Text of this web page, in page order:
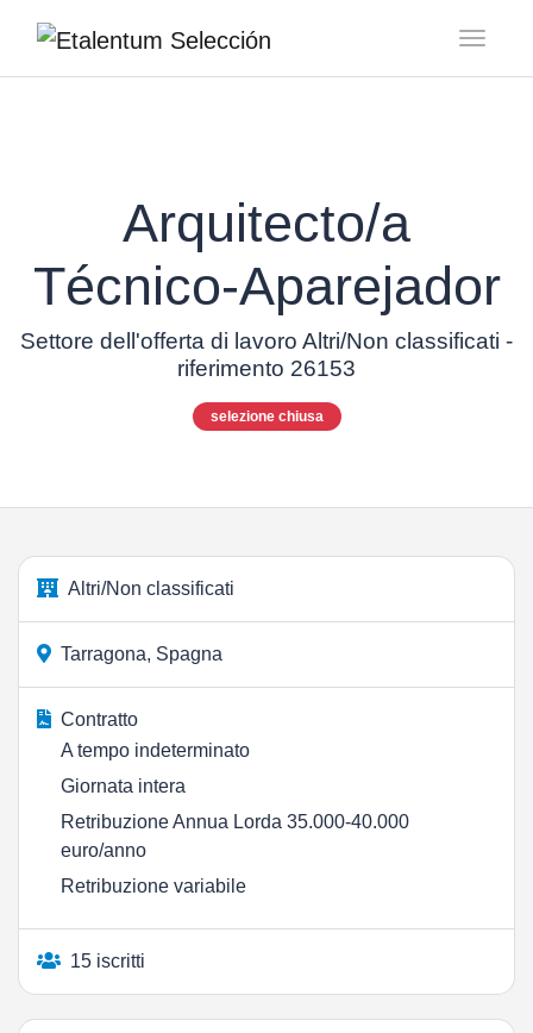
Arquitecto/a
Técnico-Aparejador
Settore dell'offerta di lavoro Altri/Non classificati -
riferimento 26153
selezione chiusa
Altri/Non classificati
Tarragona, Spagna
Contratto
A tempo indeterminato
Giornata intera
Retribuzione Annua Lorda 35.000-40.000
euro/anno
Retribuzione variabile
15 iscritti